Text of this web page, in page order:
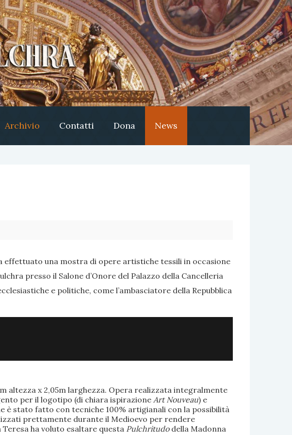
Archivio Contatti Dona News
effettuato una mostra di opere artistiche tessili in occasione
presso il Salone d’Onore del Palazzo della Cancelleria
e politiche, come l’ambasciatore della Repubblica
altezza x 2,05m larghezza. Opera realizzata integralmente
per il logotipo (di chiara ispirazione Art Nouveau) e
è stato fatto con tecniche 100% artigianali con la possibilità
prettamente durante il Medioevo per rendere
ha voluto esaltare questa Pulchritudo della Madonna